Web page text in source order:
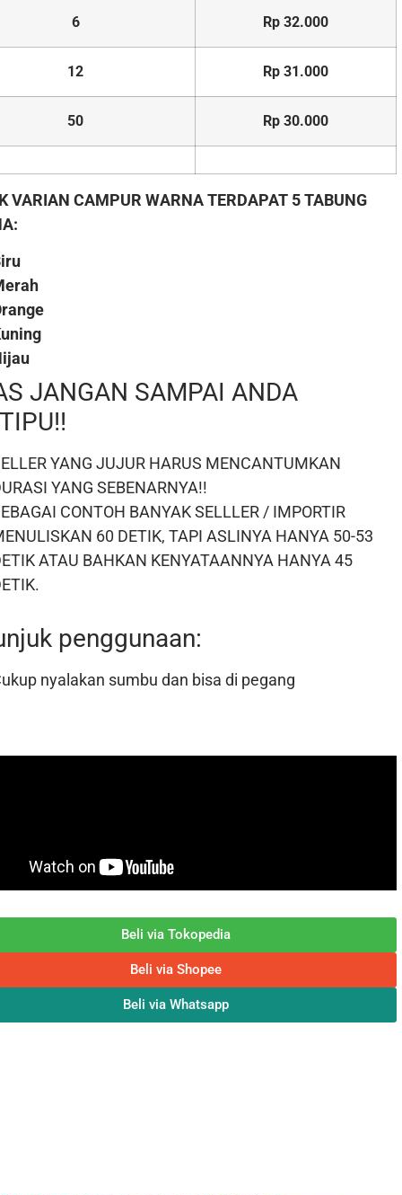
6 Rp 32.000
12 Rp 31.000
50 Rp 30.000
VARIAN CAMPUR WARNA TERDAPAT 5 TABUNG
JANGAN SAMPAI ANDA
YANG JUJUR HARUS MENCANTUMKAN
YANG SEBENARNYA!!
CONTOH BANYAK SELLLER / IMPORTIR
60 DETIK, TAPI ASLINYA HANYA 50-53
ATAU BAHKAN KENYATAANNYA HANYA 45
penggunaan:
nyalakan sumbu dan bisa di pegang
Beli via Tokopedia
Beli via Shopee
Beli via Whatsapp